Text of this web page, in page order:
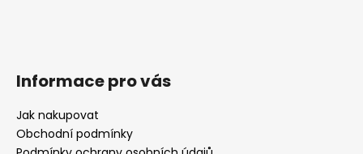
Informace pro vás
Jak nakupovat
Obchodní podmínky